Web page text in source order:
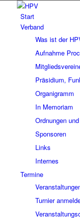
Start
Verband
Was ist der
Aufnahme
Präsidium,
Organigramm
In Memoriam
Ordnungen
Sponsoren
Links
Internes
Termine
Turnier